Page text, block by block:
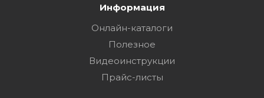
Информация
Онлайн-каталоги
Полезное
Видеоинструкции
Прайс-листы